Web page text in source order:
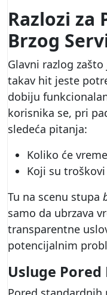
Razlozi za
Brzog
Glavni razlog
takav hit jeste
dobiju
korisnika se, pri
sledeća pitanja:
Koliko će
Koji su
Tu na scenu stupa
samo da ubrzava
transparentne
potencijalnim
Usluge